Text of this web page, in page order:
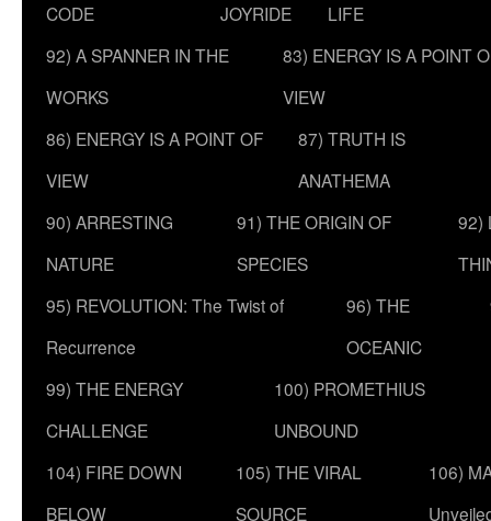
CODE
JOYRIDE
LIFE
92) A SPANNER IN THE
WORKS
83) ENERGY IS A POINT
VIEW
86) ENERGY IS A POINT OF
VIEW
87) TRUTH IS
ANATHEMA
90) ARRESTING
NATURE
91) THE ORIGIN OF
SPECIES
92)
95) REVOLUTION: The Twist of
Recurrence
96) THE
OCEANIC
99) THE ENERGY
CHALLENGE
100) PROMETHIUS
UNBOUND
104) FIRE DOWN
BELOW
105) THE VIRAL
SOURCE
106)